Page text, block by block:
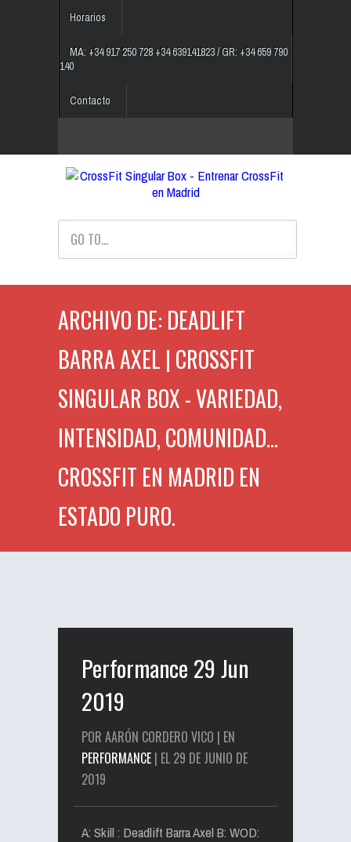
Horarios
MA: +34 917 250 728 +34 639141823 / GR: +34 659 790
140
Contacto
GO TO...
ARCHIVO DE: DEADLIFT
BARRA AXEL | CROSSFIT
SINGULAR BOX - VARIEDAD,
INTENSIDAD, COMUNIDAD...
CROSSFIT EN MADRID EN
ESTADO PURO.
Performance 29 Jun
2019
POR AARÓN CORDERO VICO | EN
PERFORMANCE | EL 29 DE JUNIO DE
2019
A: Skill : Deadlift Barra Axel B: WOD: